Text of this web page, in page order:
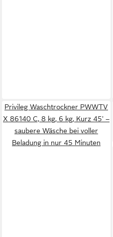
Privileg Waschtrockner PWWTV
X 86140 C, 8 kg, 6 kg, Kurz 45' –
saubere Wäsche bei voller
Beladung in nur 45 Minuten